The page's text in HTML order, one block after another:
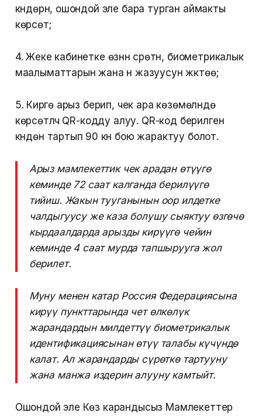
күндөрүн, ошондой эле бара турган аймакты
көрсөтүү;
4. Жеке кабинетке өзүнүн сүрөтүн, биометрикалык
маалыматтарын жана үн жазуусун жүктөө;
5. Кирүүгө арыз берип, чек ара көзөмөлүндө
көрсөтүлүүчү QR-кодду алуу. QR-код берилген
күндөн тартып 90 күн бою жарактуу болот.
Арыз мамлекеттик чек арадан өтүүгө
кеминде 72 саат калганда берилүүгө
тийиш. Жакын тууганынын оор илдетке
чалдыгуусу же каза болушу сыяктуу өзгөчө
кырдаалдарда арызды кирүүгө чейин
кеминде 4 саат мурда тапшырууга жол
берилет.
Муну менен катар Россия Федерациясына
кирүү пункттарында чет өлкөлүк
жарандардын милдеттүү биометрикалык
идентификациясынан өтүү талабы күчүндө
калат. Ал жарандарды сүрөткө тартууну
жана манжа издерин алууну камтыйт.
Ошондой эле Көз карандысыз Мамлекеттер